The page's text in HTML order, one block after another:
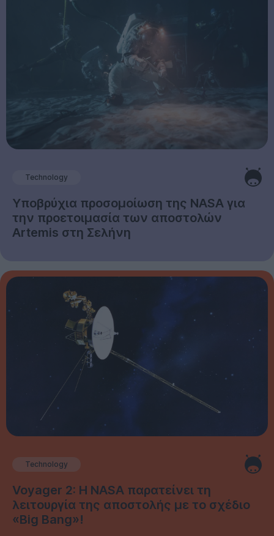
Technology
Υποβρύχια προσομοίωση της NASA για
την προετοιμασία των αποστολών
Artemis στη Σελήνη
Technology
Voyager 2: Η NASA παρατείνει τη
λειτουργία της αποστολής με το σχέδιο
«Big Bang»!